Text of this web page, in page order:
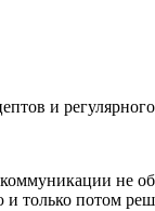
и регулярного
не
только потом